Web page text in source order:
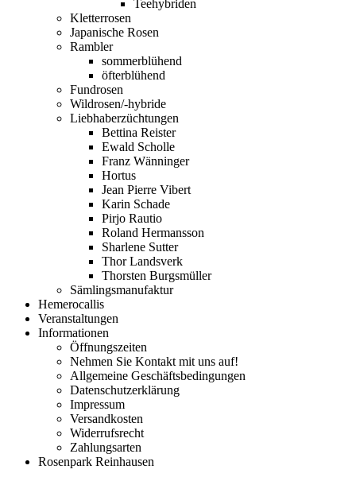
Teehybriden
Kletterrosen
Japanische Rosen
Rambler
sommerblühend
öfterblühend
Fundrosen
Wildrosen/-hybride
Liebhaberzüchtungen
Bettina Reister
Ewald Scholle
Franz Wänninger
Hortus
Jean Pierre Vibert
Karin Schade
Pirjo Rautio
Roland Hermansson
Sharlene Sutter
Thor Landsverk
Thorsten Burgsmüller
Sämlingsmanufaktur
Hemerocallis
Veranstaltungen
Informationen
Öffnungszeiten
Nehmen Sie Kontakt mit uns auf!
Allgemeine Geschäftsbedingungen
Datenschutzerklärung
Impressum
Versandkosten
Widerrufsrecht
Zahlungsarten
Rosenpark Reinhausen